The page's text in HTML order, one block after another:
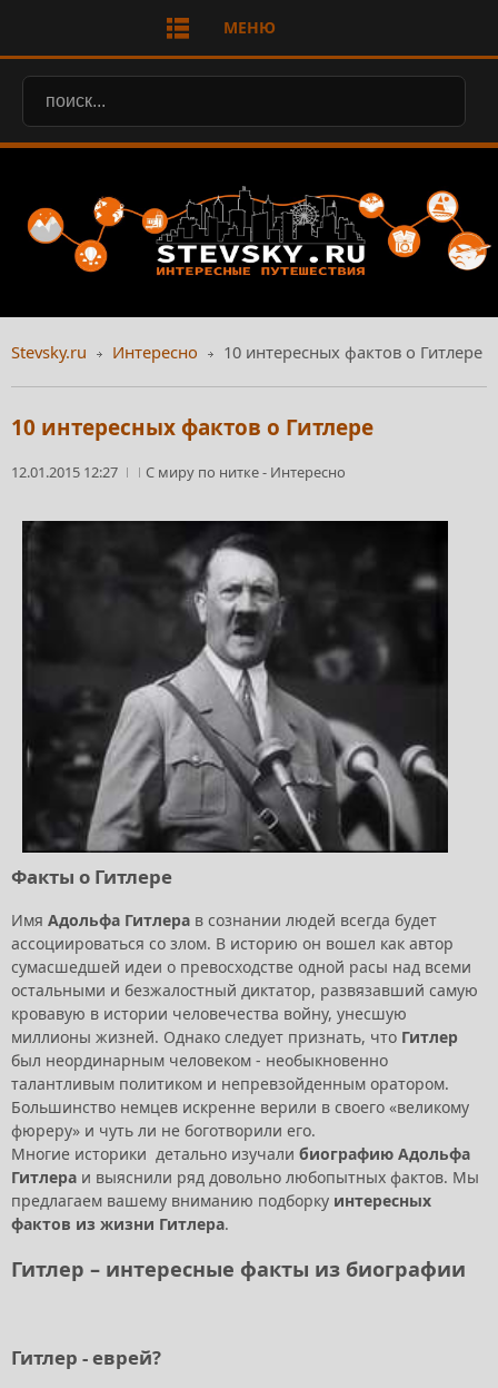
МЕНЮ
Stevsky.ru Интересно 10 интересных фактов о Гитлере
10 интересных фактов о Гитлере
12.01.2015 12:27 С миру по нитке- Интересно
Факты о Гитлере
Имя Адольфа Гитлера в сознании людей всегда будет
ассоциироваться со злом. В историю он вошел как автор
сумасшедшей идеи о превосходстве одной расы над всеми
остальными и безжалостный диктатор, развязавший самую
кровавую в истории человечества войну, унесшую
миллионы жизней. Однако следует признать, что Гитлер
был неординарным человеком - необыкновенно
талантливым политиком и непревзойденным оратором.
Большинство немцев искренне верили в своего «великому
фюреру» и чуть ли не боготворили его.
Многие историки детально изучали биографию Адольфа
Гитлера и выяснили ряд довольно любопытных фактов. Мы
предлагаем вашему вниманию подборку интересных
фактов из жизни Гитлера.
Гитлер – интересные факты из биографии
Гитлер - еврей?